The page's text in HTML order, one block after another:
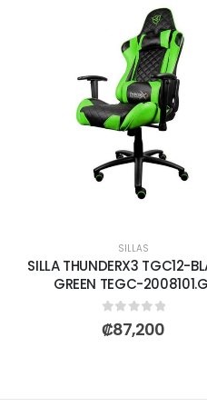
SILLAS
SILLA THUNDERX3 TGC12-
GREEN TEGC-
0out of 5
₡87,200